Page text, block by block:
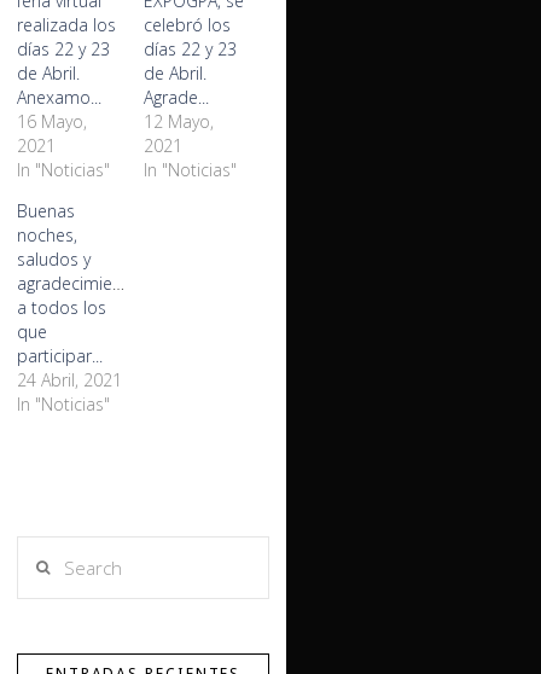
realizada los
días 22 y 23
de Abril.
Anexamo...
16 Mayo,
2021
In "Noticias"
celebró los
días 22 y 23
de Abril.
Agrade...
12 Mayo,
2021
In "Noticias"
Buenas
noches,
saludos y
agradecimientos
a todos los
que
participar...
24 Abril, 2021
In "Noticias"